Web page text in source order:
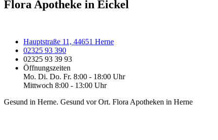
Flora Apotheke in Eickel
Hauptstraße 11, 44651 Herne
02325 93 390
02325 93 39 93
Öffnungszeiten
Mo. Di. Do. Fr. 8:00 - 18:00 Uhr
Mittwoch 8:00 - 13:00 Uhr
Gesund in Herne. Gesund vor Ort. Flora Apotheken in Herne